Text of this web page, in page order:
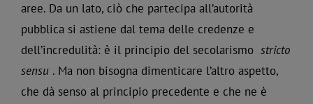
aree. Da un lato, ciò che partecipa all’autorità
pubblica si astiene dal tema delle credenze e
dell’incredulità: è il principio del secolarismo stricto
sensu . Ma non bisogna dimenticare l’altro aspetto,
che dà senso al principio precedente e che ne è